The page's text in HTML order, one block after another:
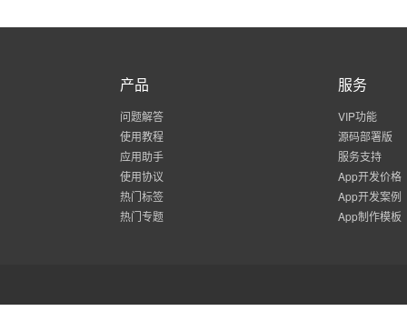
产品
问题解答
使用教程
应用助手
使用协议
热门标签
热门专题
服务
VIP功能
源码部署版
服务支持
App开发价格
App开发案例
App制作模板